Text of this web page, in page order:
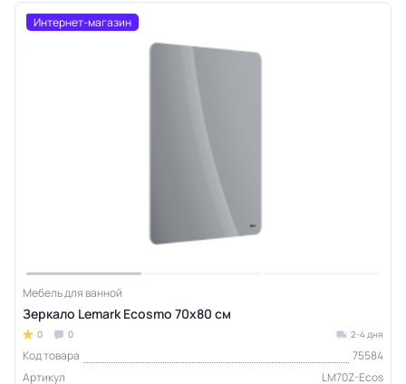
Интернет-магазин
Мебель для ванной
Зеркало Lemark Ecosmo 70х80 см
0 0 2-4 дня
Код товара
75584
Артикул
LM70Z-Ecos